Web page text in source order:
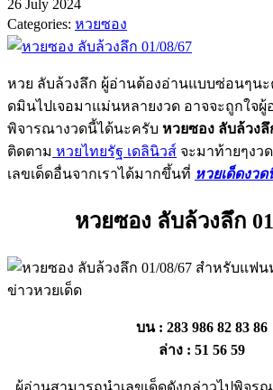
26 July 2024
Categories: หวยซอง
หวย ลับล้วงลึก ผู้อ่านต้องอ่านแบบซ่อนๆน
ดมินไปเจอมาแม่นหลายงวด อาจจะถูกใจผู้
พิจารณางวดนี้ได้นะครับ หวยซอง ลับล้วงลึ
ติดตาม หวยไทยรัฐ เดลินิวส์ จะมาท้ายๆงว
เลขเด็ดอื่นจากเราได้มากขึ้นที่ หวยเด็ดงวด
หวยซอง ลับล้วงลึก
บน : 283 986 82 83 86
ล่าง : 51 56 59
ผู้อ่านสามารถนำเลขเด็ดดังกล่าวไปพิจร